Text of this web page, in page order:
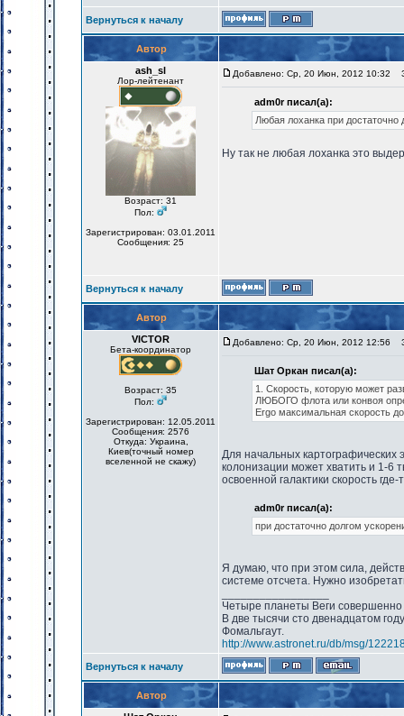
Вернуться к началу
Автор
ash_sl
Лор-лейтенант
Возраст: 31
Пол:
Зарегистрирован: 03.01.2011
Сообщения: 25
Добавлено: Ср, 20 Июн, 2012 10:32
adm0r писал(а):
Любая лоханка при достаточно
Ну так не любая лоханка это
Вернуться к началу
Автор
VICTOR
Бета-координатор
Возраст: 35
Пол:
Зарегистрирован: 12.05.2011
Сообщения: 2576
Откуда: Украина,
Киев(точный номер
вселенной не скажу)
Добавлено: Ср, 20 Июн, 2012 12:56
Шат Оркан писал(а):
1. Скорость, которую может
ЛЮБОГО флота или конвоя
Ergo максимальная скорость
Для начальных картографических
колонизации может хватить и 1-6
освоенной галактики скорость
adm0r писал(а):
при достаточно долгом
Я думаю, что при этом сила,
системе отсчета. Нужно
Четыре планеты Веги
В две тысячи сто двенадцатом
Фомальгаут.
http://www.astronet.ru/db/msg/
Вернуться к началу
Автор